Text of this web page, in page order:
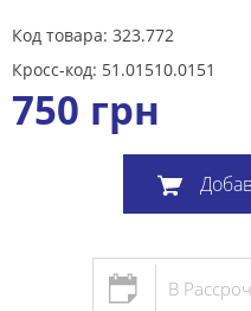
Код товара: 323.772
Кросс-код: 51.01510.0151
750 грн
В